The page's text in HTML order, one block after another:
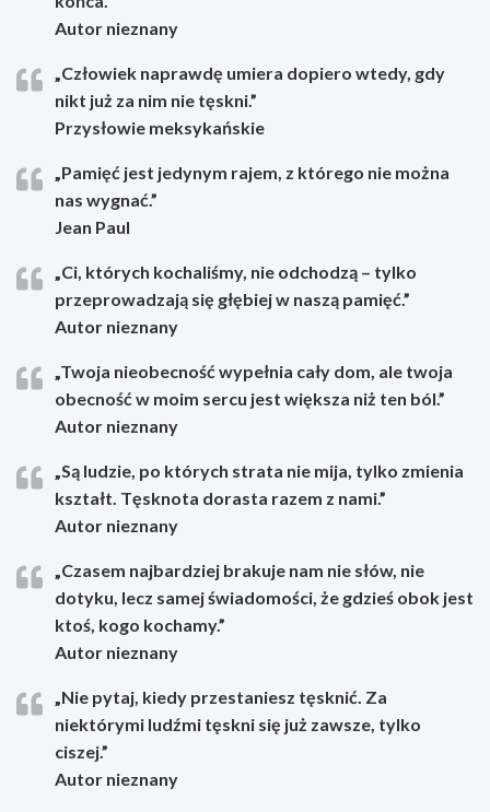
Autor nieznany
„Człowiek naprawdę umiera dopiero wtedy, gdy
nikt już za nim nie tęskni.”
Przysłowie meksykańskie
„Pamięć jest jedynym rajem, z którego nie można
nas wygnać.”
Jean Paul
„Ci, których kochaliśmy, nie odchodzą – tylko
przeprowadzają się głębiej w naszą pamięć.”
Autor nieznany
„Twoja nieobecność wypełnia cały dom, ale twoja
obecność w moim sercu jest większa niż ten ból.”
Autor nieznany
„Są ludzie, po których strata nie mija, tylko zmienia
kształt. Tęsknota dorasta razem z nami.”
Autor nieznany
„Czasem najbardziej brakuje nam nie słów, nie
dotyku, lecz samej świadomości, że gdzieś obok jest
ktoś, kogo kochamy.”
Autor nieznany
„Nie pytaj, kiedy przestaniesz tęsknić. Za
niektórymi ludźmi tęskni się już zawsze, tylko
ciszej.”
Autor nieznany